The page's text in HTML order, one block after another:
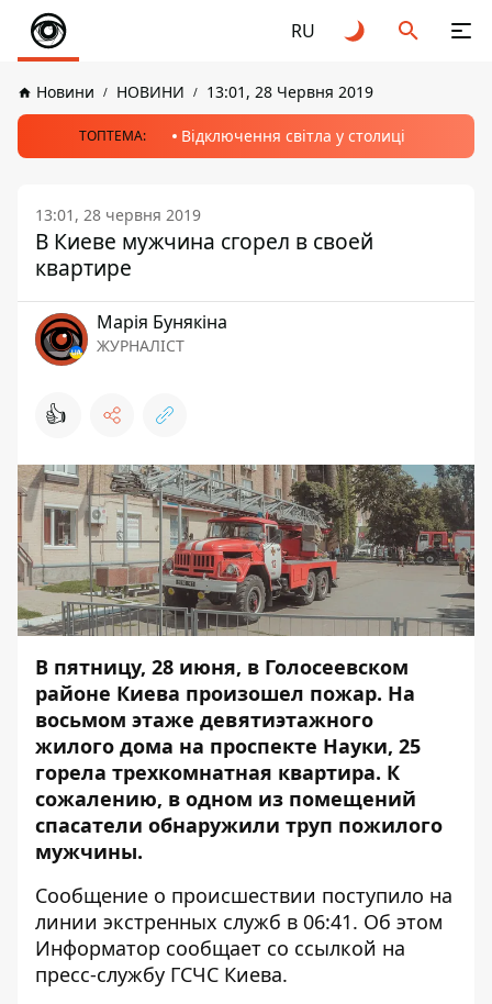
RU
Новини НОВИНИ 13:01, 28 Червня 2019
ТОПТЕМА: Відключення світла у столиці
13:01, 28 червня 2019
В Киеве мужчина сгорел в своей
квартире
Марія Бунякіна
ЖУРНАЛІСТ
👍
В пятницу, 28 июня, в Голосеевском
районе Киева произошел пожар. На
восьмом этаже девятиэтажного
жилого дома на проспекте Науки, 25
горела трехкомнатная квартира. К
сожалению, в одном из помещений
спасатели обнаружили труп пожилого
мужчины.
Сообщение о происшествии поступило на
линии экстренных служб в 06:41. Об этом
Информатор сообщает со ссылкой на
пресс-службу ГСЧС Киева.